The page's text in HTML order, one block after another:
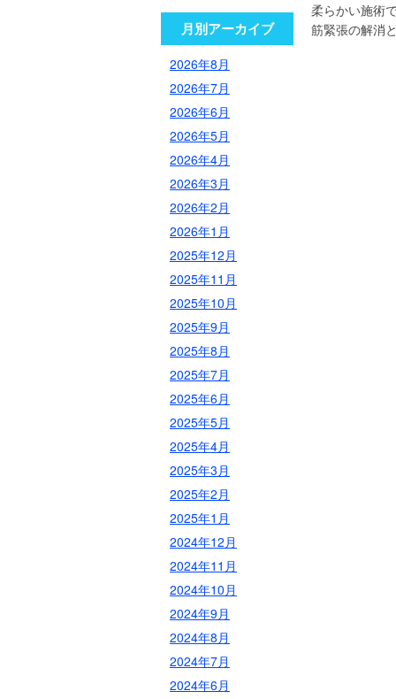
柔らかい施術
筋緊張の解消
月別アーカイブ
2026年8月
2026年7月
2026年6月
2026年5月
2026年4月
2026年3月
2026年2月
2026年1月
2025年12月
2025年11月
2025年10月
2025年9月
2025年8月
2025年7月
2025年6月
2025年5月
2025年4月
2025年3月
2025年2月
2025年1月
2024年12月
2024年11月
2024年10月
2024年9月
2024年8月
2024年7月
2024年6月